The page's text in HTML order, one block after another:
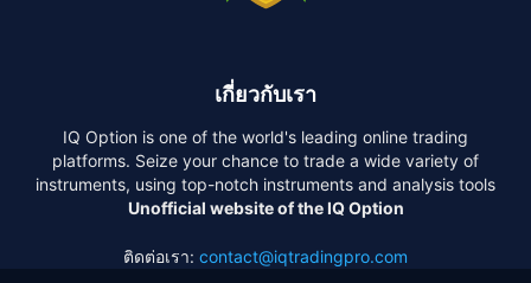
เกี่ยวกับเรา
IQ Option is one of the world's leading online trading
platforms. Seize your chance to trade a wide variety of
instruments, using top-notch instruments and analysis tools
Unofficial website of the IQ Option
ติดต่อเรา: contact@iqtradingpro.com